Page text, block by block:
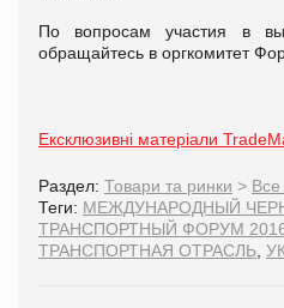
По вопросам участия в
обращайтесь в оргкомитет
Ексклюзивні матеріали
Раздел: Товари та ринки > Все
Теги: МЕЖДУНАРОДНЫЙ
ТРАНСПОРТНЫЙ ФОРУМ
ТРАНСПОРТНАЯ ОТРАСЛЬ